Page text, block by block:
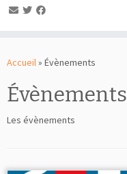
auAccueil» Évènements
Évènements
Les évènements